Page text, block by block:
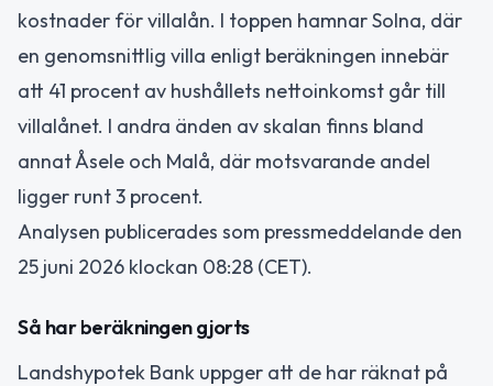
kostnader för villalån. I toppen hamnar Solna, där
en genomsnittlig villa enligt beräkningen innebär
att 41 procent av hushållets nettoinkomst går till
villalånet. I andra änden av skalan finns bland
annat Åsele och Malå, där motsvarande andel
ligger runt 3 procent.
Analysen publicerades som pressmeddelande den
25 juni 2026 klockan 08:28 (CET).
Så har beräkningen gjorts
Landshypotek Bank uppger att de har räknat på